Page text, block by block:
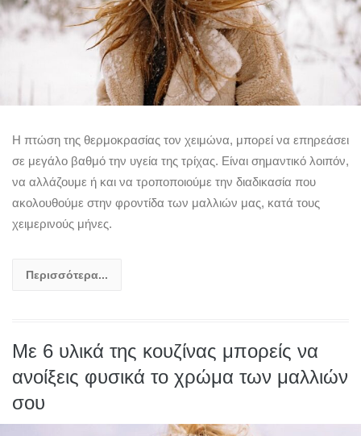
Η πτώση της θερμοκρασίας τον χειμώνα, μπορεί να επηρεάσει
σε μεγάλο βαθμό την υγεία της τρίχας. Είναι σημαντικό λοιπόν,
να αλλάζουμε ή και να τροποποιούμε την διαδικασία που
ακολουθούμε στην φροντίδα των μαλλιών μας, κατά τους
χειμερινούς μήνες.
Περισσότερα...
Με 6 υλικά της κουζίνας μπορείς να
ανοίξεις φυσικά το χρώμα των μαλλιών
σου